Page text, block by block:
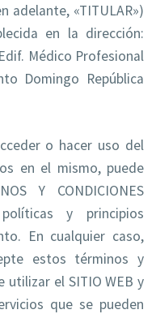
adelante, «TITULAR»)
en la dirección:
Médico Profesional
Domingo República
o hacer uso del
en el mismo, puede
Y CONDICIONES
y principios
En cualquier caso,
estos términos y
utilizar el SITIO WEB y
que se pueden